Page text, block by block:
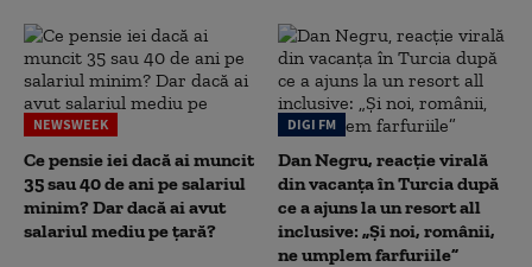
NEWSWEEK
Ce pensie iei dacă ai muncit
35 sau 40 de ani pe salariul
minim? Dar dacă ai avut
salariul mediu pe țară?
DIGI FM
Dan Negru, reacție virală
din vacanța în Turcia după
ce a ajuns la un resort all
inclusive: „Și noi, românii,
ne umplem farfuriile”